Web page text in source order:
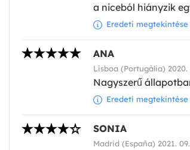
a niceból hiányzik
Eredeti megtekintése
ANA
Lisboa (Portugália) 2020.
Nagyszerű
Eredeti megtekintése
SONIA
Madrid (España) 2021.